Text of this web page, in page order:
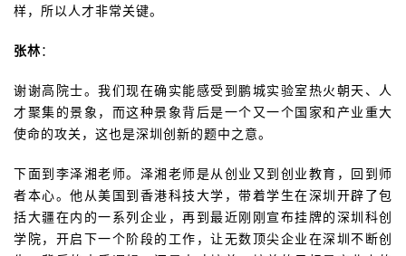
样，所以人才非常关键。
张林：
谢谢高院士。我们现在确实能感受到鹏城实验室热火朝天、人
才聚集的景象，而这种景象背后是一个又一个国家和产业重大
使命的攻关，这也是深圳创新的题中之意。
下面到李泽湘老师。泽湘老师是从创业又到创业教育，回到师
者本心。他从美国到香港科技大学，带着学生在深圳开辟了包
括大疆在内的一系列企业，再到最近刚刚宣布挂牌的深圳科创
学院，开启下一个阶段的工作，让无数顶尖企业在深圳不断创